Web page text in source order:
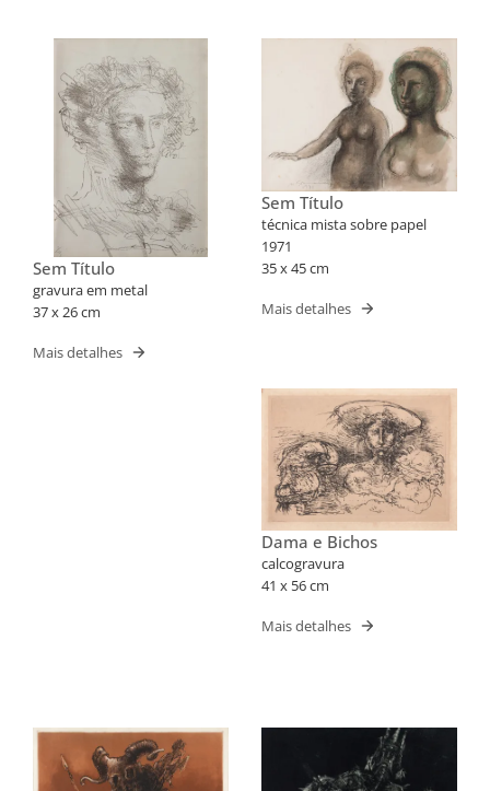
Sem Título
gravura em metal
37 x 26 cm
Mais detalhes
Sem Título
técnica mista sobre papel
1971
35 x 45 cm
Mais detalhes
Dama e Bichos
calcogravura
41 x 56 cm
Mais detalhes